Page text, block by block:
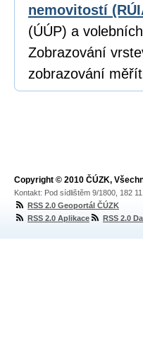
nemovitostí
(ÚÚP) a
Zobrazování
zobrazování
Copyright © 2010 ČÚZK,
Kontakt: Pod sídlištěm 9/1800, 182
RSS 2.0 Geoportál ČÚZK
RSS 2.0 Aplikace
RSS 2.0